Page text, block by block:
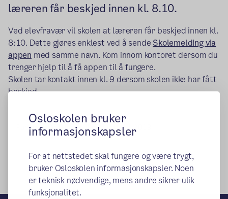
Osloskolen bruker
informasjonskapsler
For at nettstedet skal fungere og være trygt,
bruker Osloskolen informasjonskapsler. Noen
er teknisk nødvendige, mens andre sikrer ulik
funksjonalitet.
læreren får beskjed innen kl. 8.10.
Ved elevfravær vil skolen at læreren får beskjed innen kl.
8:10. Dette gjøres enklest ved å sende Skolemelding via
appen med samme navn. Kom innom kontoret dersom du
trenger hjelp til å få appen til å fungere.
Skolen tar kontakt innen kl. 9 dersom skolen ikke har fått
beskjed.
Publisert: 05.01.2018Endret:14.11.2019